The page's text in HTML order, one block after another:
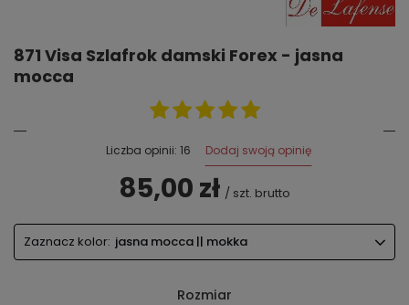
871 Visa Szlafrok damski Forex - jasna
mocca
Liczba opinii: 16 Dodaj swoją opinię
85,00 zł / szt. brutto
Zaznacz kolor: jasna mocca || mokka
Rozmiar